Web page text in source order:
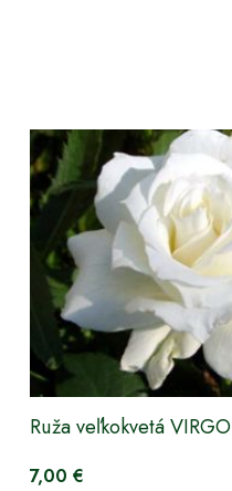
Ruža veľkokvetá VIRGO
7,00 €